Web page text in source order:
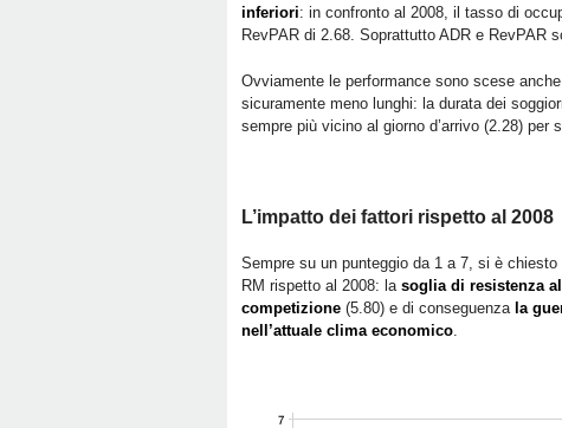
inferiori: in confronto al 2008, il tasso di
RevPAR di 2.68. Soprattutto ADR e RevPAR
Ovviamente le performance sono scese
sicuramente meno lunghi: la durata dei
sempre più vicino al giorno d’arrivo (2.28) per
L’impatto dei fattori rispetto al 2008
Sempre su un punteggio da 1 a 7, si è
RM rispetto al 2008: la soglia di resistenza
competizione (5.80) e di conseguenza la
nell’attuale clima economico.